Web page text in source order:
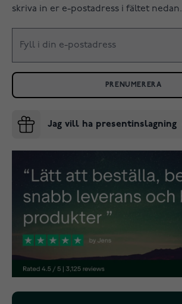
skriva in er e-postadress i fältet nedan.
PRENUMERERA
Jag vill ha presentinslagning